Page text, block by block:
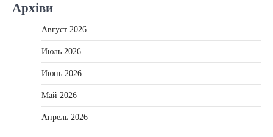
Архіви
Август 2026
Июль 2026
Июнь 2026
Май 2026
Апрель 2026